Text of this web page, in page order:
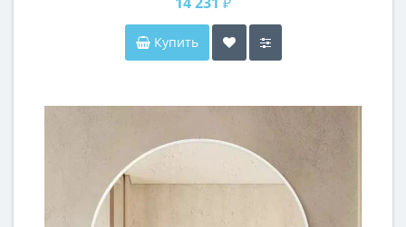
Купить